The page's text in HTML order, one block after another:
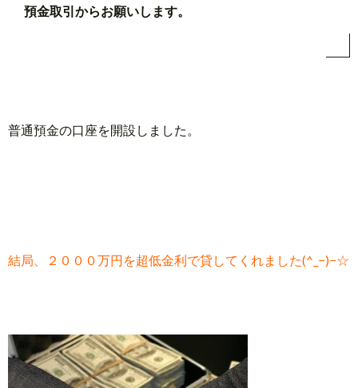
預金取引からお願いします。
普通預金の口座を開設しました。
結局、２０００万円を超低金利で貸してくれました(^_−)−☆